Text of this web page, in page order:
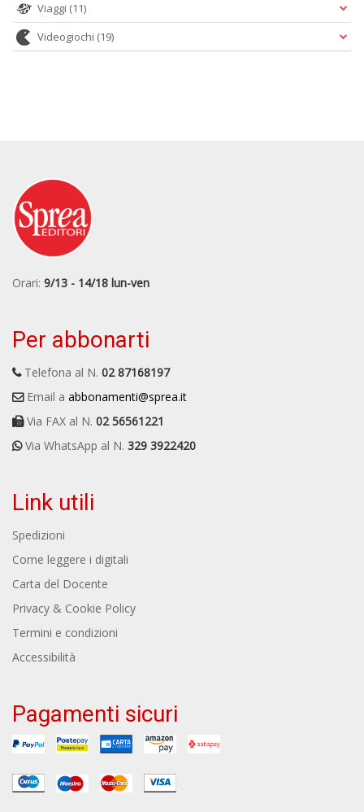
Viaggi (11)
Videogiochi (19)
Orari: 9/13 - 14/18 lun-ven
Per abbonarti
Telefona al N. 02 87168197
Email a abbonamenti@sprea.it
Via FAX al N. 02 56561221
Via WhatsApp al N. 329 3922420
Link utili
Spedizioni
Come leggere i digitali
Carta del Docente
Privacy & Cookie Policy
Termini e condizioni
Accessibilità
Pagamenti sicuri